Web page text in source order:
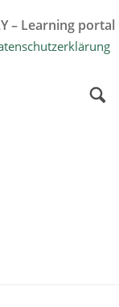
– Learning portal